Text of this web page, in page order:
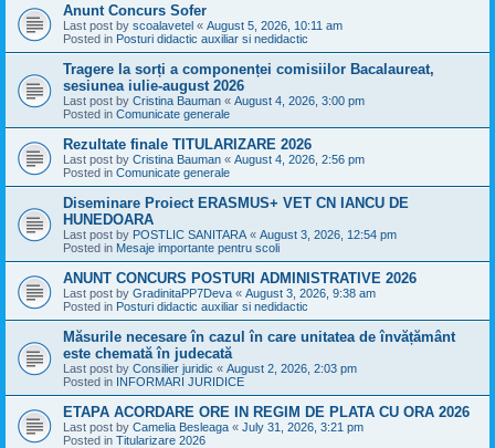
Anunt Concurs Sofer
Last post by scoalavetel « August 5, 2026, 10:11 am
Posted in Posturi didactic auxiliar si nedidactic
Tragere la sorți a componenței comisiilor Bacalaureat,
sesiunea iulie-august 2026
Last post by Cristina Bauman « August 4, 2026, 3:00 pm
Posted in Comunicate generale
Rezultate finale TITULARIZARE 2026
Last post by Cristina Bauman « August 4, 2026, 2:56 pm
Posted in Comunicate generale
Diseminare Proiect ERASMUS+ VET CN IANCU DE
HUNEDOARA
Last post by POSTLIC SANITARA « August 3, 2026, 12:54 pm
Posted in Mesaje importante pentru scoli
ANUNT CONCURS POSTURI ADMINISTRATIVE 2026
Last post by GradinitaPP7Deva « August 3, 2026, 9:38 am
Posted in Posturi didactic auxiliar si nedidactic
Măsurile necesare în cazul în care unitatea de învățământ
este chemată în judecată
Last post by Consilier juridic « August 2, 2026, 2:03 pm
Posted in INFORMARI JURIDICE
ETAPA ACORDARE ORE IN REGIM DE PLATA CU ORA 2026
Last post by Camelia Besleaga « July 31, 2026, 3:21 pm
Posted in Titularizare 2026